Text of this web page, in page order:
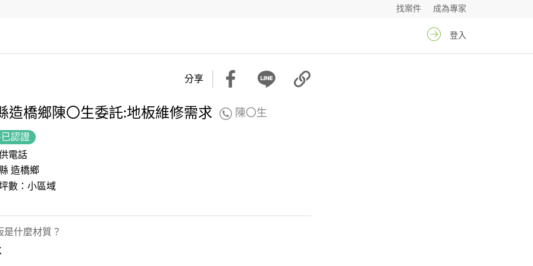
成為專家
找案件
登入
分享
造橋鄉陳〇生委託:地板維修需求 陳〇生
認證
電話
造橋鄉
數：小區域
是什麼材質？